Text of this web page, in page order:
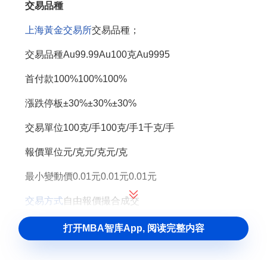
交易品種
上海黃金交易所交易品種；
交易品種Au99.99Au100克Au9995
首付款100%100%100%
漲跌停板±30%±30%±30%
交易單位100克/手100克/手1千克/手
報價單位元/克元/克元/克
最小變動價0.01元0.01元0.01元
交易方式自由報價撮合成交
交易原則 價格優先時間優先
打开MBA智库App, 阅读完整内容